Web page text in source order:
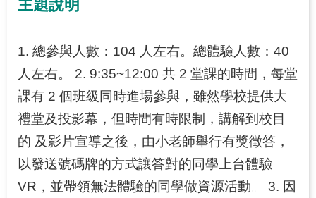
果
專
區
回
首
頁
主題說明
1. 總參與人數：104 人左右。總體驗人數：40
人左右。 2. 9:35~12:00 共 2 堂課的時間，每堂
課有 2 個班級同時進場參與，雖然學校提供大
禮堂及投影幕，但時間有時限制，講解到校目
的 及影片宣導之後，由小老師舉行有獎徵答，
以發送號碼牌的方式讓答對的同學上台體驗
VR，並帶領無法體驗的同學做資源活動。 3. 因